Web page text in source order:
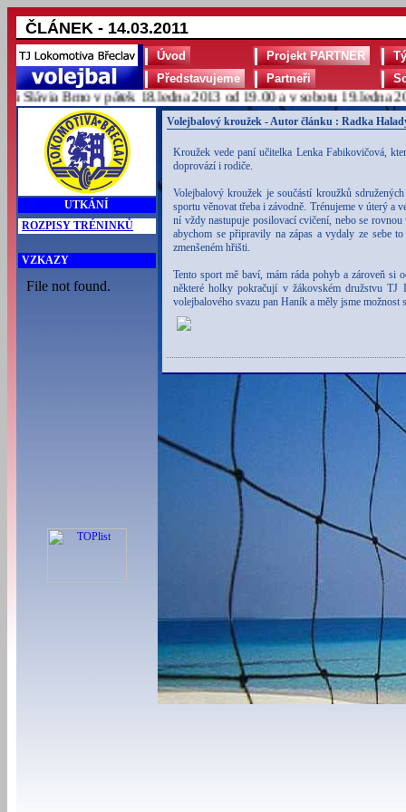
ČLÁNEK - 14.03.2011
Úvod Projekt PARTNER
Představujeme
Partneři
Brno v pátek 18.ledna 2013 od 19.00 a v sobotu 19.ledna
UTKÁNÍ
ROZPISY TRÉNINKŮ
VZKAZY
Volejbalový kroužek - Autor článku : Radka
Kroužek vede paní učitelka Lenka Fabikovičová,
doprovází i rodiče.
Volejbalový kroužek je součástí kroužků
sportu věnovat třeba i závodně. Trénujeme v úterý a
ní vždy nastupuje posilovací cvičení, nebo se
abychom se připravily na zápas a vydaly ze sebe
zmenšeném hřišti.
Tento sport mě baví, mám ráda pohyb a zároveň
některé holky pokračují v žákovském družstvu TJ
volejbalového svazu pan Haník a měly jsme